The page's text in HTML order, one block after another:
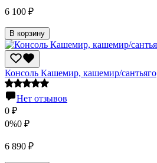
6 100 ₽
В корзину
Консоль Кашемир, кашемир/сантьяго
Нет отзывов
0 ₽
0%0 ₽
6 890 ₽